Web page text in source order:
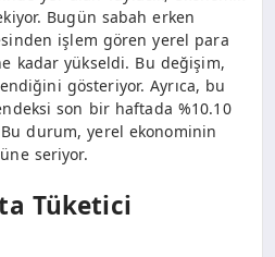
Bugün sabah erken
işlem gören yerel para
kadar yükseldi. Bu değişim,
gösteriyor. Ayrıca, bu
son bir haftada %10.10
durum, yerel ekonominin
seriyor.
Tüketici